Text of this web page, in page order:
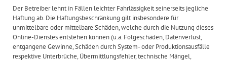
Der Betreiber lehnt in Fällen leichter Fahrlässigkeit seinerseits jegliche
Haftung ab. Die Haftungsbeschränkung gilt insbesondere für
unmittelbare oder mittelbare Schäden, welche durch die Nutzung dieses
Online-Dienstes entstehen können (u.a. Folgeschäden, Datenverlust,
entgangene Gewinne, Schäden durch System- oder Produktionsausfälle
respektive Unterbrüche, Übermittlungsfehler, technische Mängel,